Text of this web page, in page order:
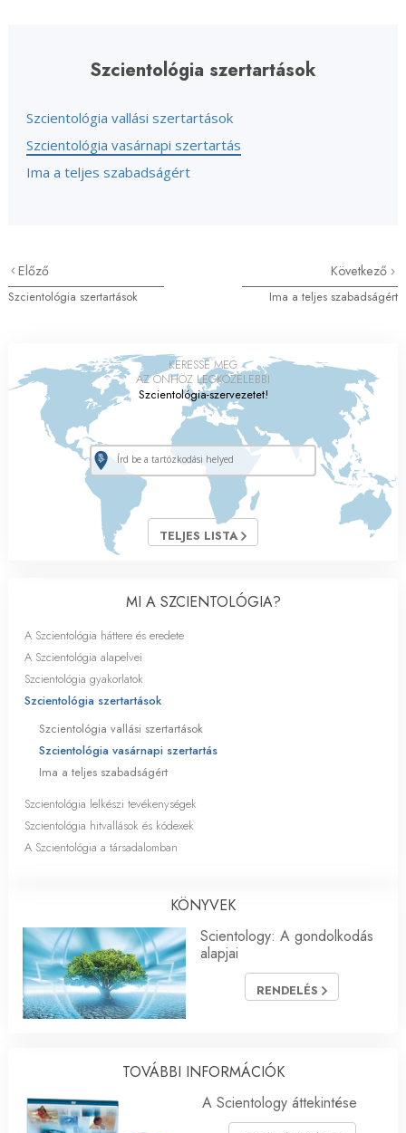
Szcientológia szertartások
Szcientológia vallási szertartások
Szcientológia vasárnapi szertartás
Ima a teljes szabadságért
Előző
Szcientológia szertartások
Következő
Ima a teljes szabadságért
KERESSE MEG
AZ ÖNHÖZ LEGKÖZELEBBI
Szcientológia-szervezetet!
TELJES LISTA
MI A SZCIENTOLÓGIA?
A Szcientológia háttere és eredete
A Szcientológia alapelvei
Szcientológia gyakorlatok
Szcientológia szertartások
Szcientológia vallási szertartások
Szcientológia vasárnapi szertartás
Ima a teljes szabadságért
Szcientológia lelkészi tevékenységek
Szcientológia hitvallások és kódexek
A Szcientológia a társadalomban
KÖNYVEK
Scientology: A gondolkodás
alapjai
RENDELÉS
TOVÁBBI INFORMÁCIÓK
A Scientology áttekintése